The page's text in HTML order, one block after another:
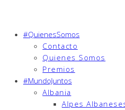
#QuienesSomos
Contacto
Quienes Somos
Premios
#MundoJuntos
Albania
Alpes